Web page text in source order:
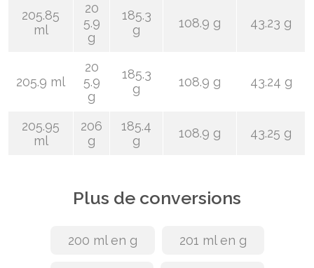
205.85
ml
20
5.9
g
185.3
g
108.9 g 43.23 g
205.9 ml
20
5.9
g
185.3
g
108.9 g 43.24 g
205.95
ml
206
g
185.4
g
108.9 g 43.25 g
Plus de conversions
200 ml en g 201 ml en g